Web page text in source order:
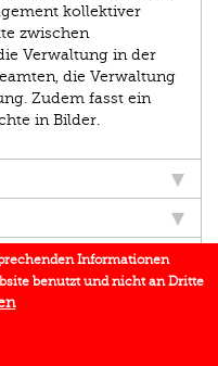
kollektiver
zwischen
Verwaltung in der
die Verwaltung
Zudem fasst ein
in Bilder.
Informationen
benutzt und nicht an Dritte